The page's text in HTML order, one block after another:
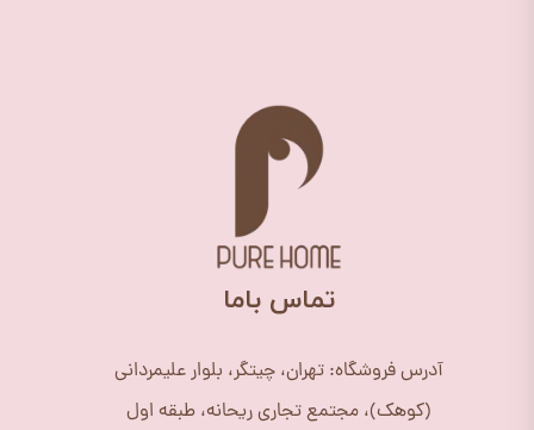
​تماس باما
آدرس فروشگاه: تهران، چیتگر، بلوار علیمردانی
(کوهک)، مجتمع تجاری ریحانه، طبقه اول